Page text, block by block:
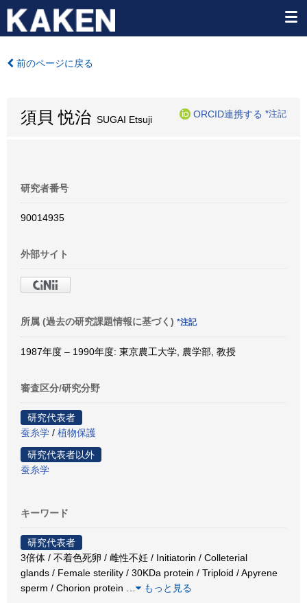
前のページに戻る
須貝 悦治 SUGAI Etsuji
ORCID連携する *注記
研究者番号
90014935
外部サイト
所属 (過去の研究課題情報に基づく) *注記
1987年度 – 1990年度: 東京農工大学, 農学部, 教授
審査区分/研究分野
研究代表者
蚕糸学 / 植物保護
研究代表者以外
蚕糸学
キーワード
研究代表者
3倍体 / 不着色死卵 / 雌性不妊 / Initiatorin / Colleterial
glands / Female sterility / 30KDa protein / Triploid / Apyrene
sperm / Chorion protein
もっと見る